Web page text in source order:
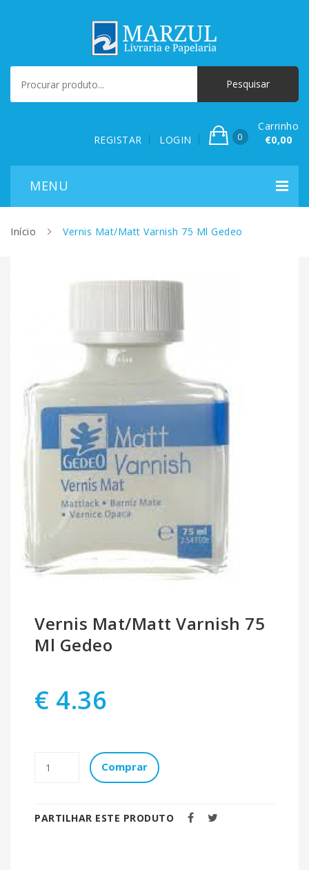
REGISTAR LOGIN 0
Carrinho
€0,00
Início Vernis Mat/Matt Varnish 75 Ml Gedeo
Vernis Mat/Matt Varnish 75
Ml Gedeo
€ 4.36
Comprar
PARTILHAR ESTE PRODUTO